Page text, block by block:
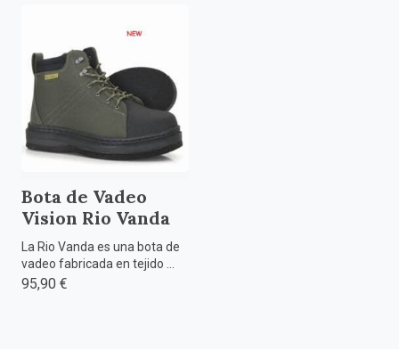
Bota de Vadeo
Vision Rio Vanda
La Rio Vanda es una bota de
vadeo fabricada en tejido ...
95,90 €